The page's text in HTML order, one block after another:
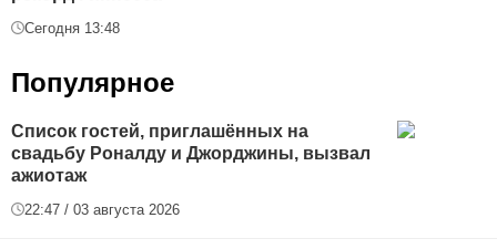
Сегодня 13:48
Популярное
Список гостей, приглашённых на
свадьбу Роналду и Джорджины, вызвал
ажиотаж
22:47 / 03 августа 2026